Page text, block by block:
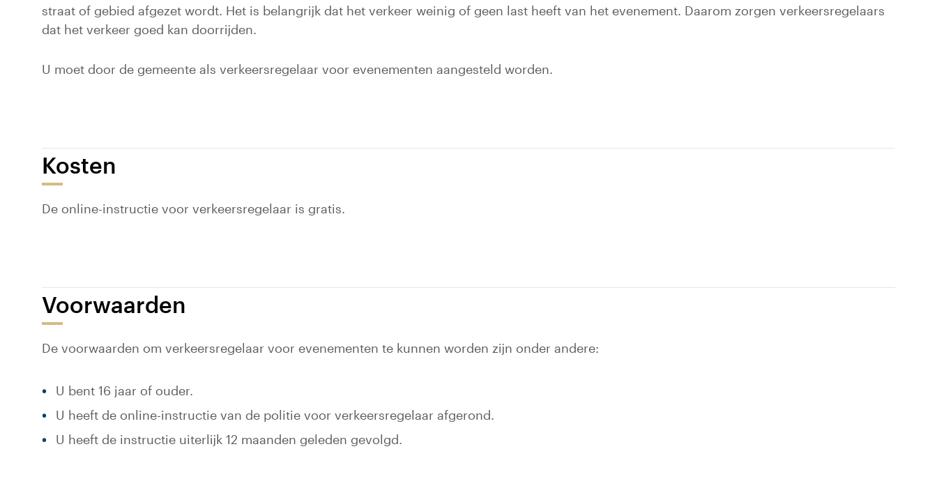
straat of gebied afgezet wordt. Het is belangrijk dat het verkeer weinig of geen last heeft van het evenement. Daarom zorgen verkeersregelaars
dat het verkeer goed kan doorrijden.
U moet door de gemeente als verkeersregelaar voor evenementen aangesteld worden.
Kosten
De online-instructie voor verkeersregelaar is gratis.
Voorwaarden
De voorwaarden om verkeersregelaar voor evenementen te kunnen worden zijn onder andere:
U bent 16 jaar of ouder.
U heeft de online-instructie van de politie voor verkeersregelaar afgerond.
U heeft de instructie uiterlijk 12 maanden geleden gevolgd.